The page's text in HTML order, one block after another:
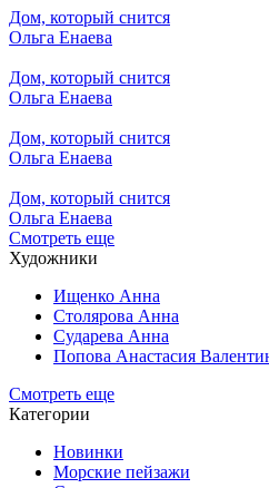
Дом, который снится
Ольга Енаева
Дом, который снится
Ольга Енаева
Дом, который снится
Ольга Енаева
Дом, который снится
Ольга Енаева
Смотреть еще
Художники
Ищенко Анна
Столярова Анна
Сударева Анна
Попова Анастасия
Смотреть еще
Категории
Новинки
Морские пейзажи